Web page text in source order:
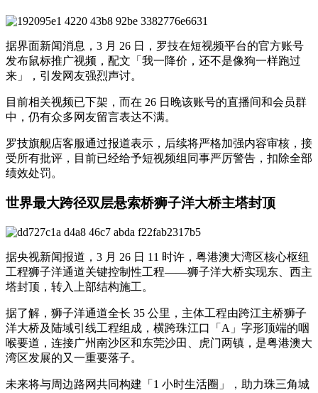
据界面新闻消息，3 月 26 日，罗技在短视频平台的官方账号
发布鼠标推广视频，配文「我一降价，还不是像狗一样跑过
来」，引发网友强烈声讨。
目前相关视频已下架，而在 26 日晚该账号的直播间和会员群
中，仍有众多网友留言表达不满。
罗技旗舰店客服通过报道表示，后续将严格加强内容审核，接
受所有批评，目前已经给予短视频组同事严厉警告，扣除全部
绩效处罚。
世界最大跨径双层悬索桥狮子洋大桥主塔封顶
据央视新闻报道，3 月 26 日 11 时许，粤港澳大湾区核心枢纽
工程狮子洋通道关键控制性工程——狮子洋大桥实现东、西主
塔封顶，转入上部结构施工。
据了解，狮子洋通道全长 35 公里，主体工程由跨江主桥狮子
洋大桥及陆域引线工程组成，横跨珠江口「A」字形顶端的咽
喉要道，连接广州南沙区和东莞沙田、虎门两镇，是粤港澳大
湾区发展的又一重要落子。
未来将与周边路网共同构建「1 小时生活圈」，助力珠三角城